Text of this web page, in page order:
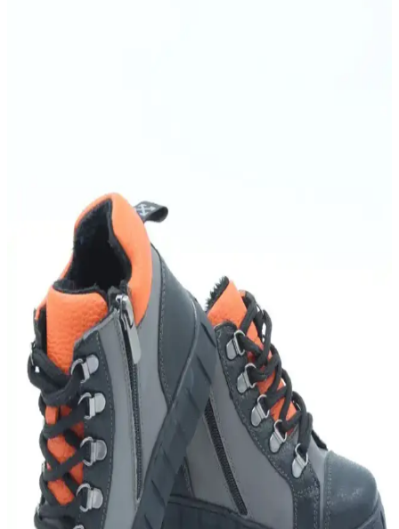
Fitness Ayakkabısı Seçimi ve Kullanım İpuçları
Performansı Artırmak İçin
Fitness yaparken uygun ayakkabı seçimi, konfor ve performansı
artırır, ayak sağlığını korur ve teknolojik gelişmelerle desteklenir.
Erkek Günlük Kullanım İçin Konforlu ve Sık Tercih
Edilen Ayakkabı Modelleri
Erkekler için konforlu ve sık kullanılan ayakkabılar, malzeme,
tasarım ve kullanım alanlarına göre seçilir, ayak sağlığını korur ve
günlük hareketleri destekler.
Erkekler İçin Ortopedik Ayakkabılar ve Güncel
Teknolojik Yaklaşımlar Hakkında Detaylı Bilgi
Erkekler için ortopedik ayakkabılar, ayak sağlığını koruyan ve
ergonomik tasarımlarla desteklenen modelleriyle öne çıkıyor. Güncel
teknolojilerle desteklenen bu ürünler, uzun süre ayakta kalanlar ve
rahatsızlıkları olanlar için ideal.